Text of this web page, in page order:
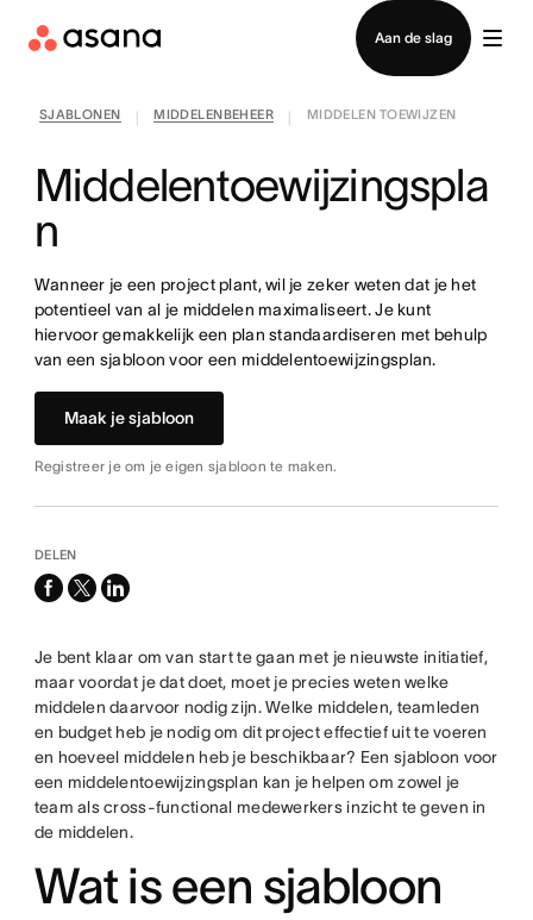
Aan de slag
Contact opnemen met verkoop
SJABLONEN MIDDELENBEHEER MIDDELEN TOEWIJZEN
Middelentoewijzingspla
n
Wanneer je een project plant, wil je zeker weten dat je het
potentieel van al je middelen maximaliseert. Je kunt
hiervoor gemakkelijk een plan standaardiseren met behulp
van een sjabloon voor een middelentoewijzingsplan.
Maak je sjabloon
Registreer je om je eigen sjabloon te maken.
DELEN
facebook
x-
linkedin
Je bent klaar om van start te gaan met je nieuwste initiatief,
maar voordat je dat doet, moet je precies weten welke
middelen daarvoor nodig zijn. Welke middelen, teamleden
en budget heb je nodig om dit project effectief uit te voeren
en hoeveel middelen heb je beschikbaar? Een sjabloon voor
een middelentoewijzingsplan kan je helpen om zowel je
team als cross-functional medewerkers inzicht te geven in
de middelen.
Wat is een sjabloon